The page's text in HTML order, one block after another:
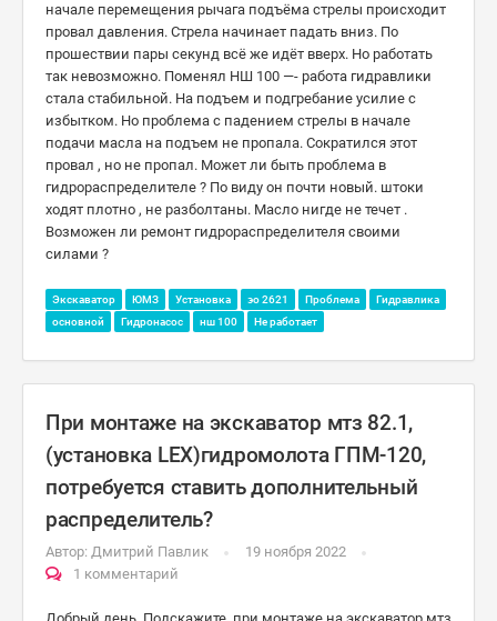
начале перемещения рычага подъёма стрелы происходит
провал давления. Стрела начинает падать вниз. По
прошествии пары секунд всё же идёт вверх. Но работать
так невозможно. Поменял НШ 100 —- работа гидравлики
стала стабильной. На подъем и подгребание усилие с
избытком. Но проблема с падением стрелы в начале
подачи масла на подъем не пропала. Сократился этот
провал , но не пропал. Может ли быть проблема в
гидрораспределителе ? По виду он почти новый. штоки
ходят плотно , не разболтаны. Масло нигде не течет .
Возможен ли ремонт гидрораспределителя своими
силами ?
Экскаватор ЮМЗ Установка эо 2621 Проблема
Гидравлика
основной
Гидронасос нш 100 Не работает
При монтаже на экскаватор мтз 82.1,
(установка LEX)гидромолота ГПМ-120,
потребуется ставить дополнительный
распределитель?
Автор: Дмитрий Павлик
19 ноября 2022
1 комментарий